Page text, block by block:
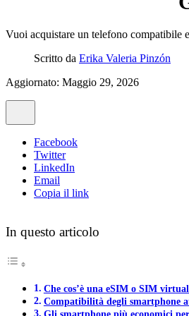
Vuoi acquistare un telefono compatibile
Scritto da Erika Valeria Pinzón
Aggiornato: Maggio 29, 2026
Facebook
Twitter
LinkedIn
Email
Copia il link
In questo articolo
Che cos’è una eSIM o SIM
Compatibilità degli smartphone
Gli smartphone più economici